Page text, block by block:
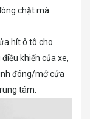
chặt mà
hít ô tô cho
khiển của xe,
đóng/mở cửa
tâm.